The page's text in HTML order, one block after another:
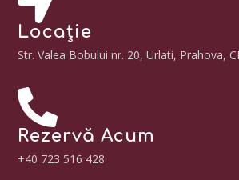
Locație
Str. Valea Bobului nr. 20, Urlati, Prahova,
Rezervă Acum
+40 723 516 428